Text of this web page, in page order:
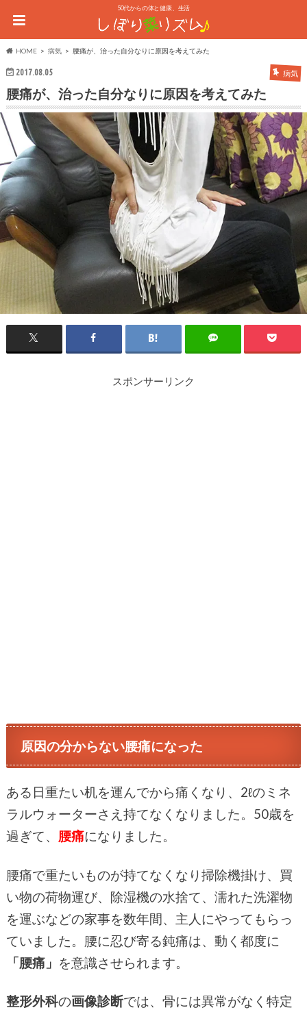
50代からの体と健康、生活
HOME 病気 腰痛が、治った自分なりに原因を考えてみた
2017.08.05 病気
腰痛が、治った自分なりに原因を考えてみた
スポンサーリンク
原因の分からない腰痛になった
ある日重たい机を運んでから痛くなり、2ℓのミネ
ラルウォーターさえ持てなくなりました。50歳を
過ぎて、 腰痛になりました。
腰痛で重たいものが持てなくなり掃除機掛け、買
い物の荷物運び、除湿機の水捨て、濡れた洗濯物
を運ぶなどの家事を数年間、主人にやってもらっ
ていました。腰に忍び寄る鈍痛は、動く都度に
「腰痛」 を意識させられます。
整形外科の画像診断では、骨には異常がなく特定